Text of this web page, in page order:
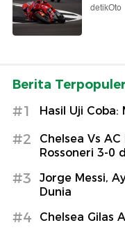
detikOto
Berita Terpopuler
#1 Hasil Uji Coba:
#2
Chelsea Vs
Rossoneri 3-0
#3
Jorge Messi,
Dunia
#4 Chelsea Gilas